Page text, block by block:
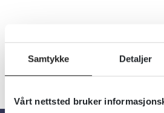
Samtykke Detaljer
Vårt nettsted bruker
« 1